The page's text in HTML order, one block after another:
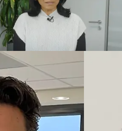
og lær hvorfor de arbejder for
analytiker Integration